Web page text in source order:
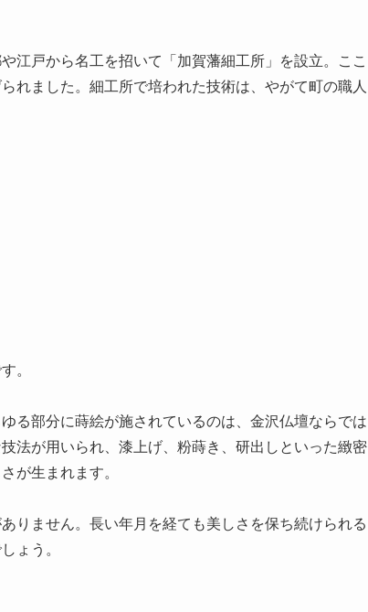
江戸から名工を招いて「加賀藩細工所」を設立。ここ
れました。細工所で培われた技術は、やがて町の職人
。
る部分に蒔絵が施されているのは、金沢仏壇ならでは
法が用いられ、漆上げ、粉蒔き、研出しといった緻密
が生まれます。
りません。長い年月を経ても美しさを保ち続けられる
ょう。